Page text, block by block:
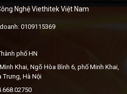
Nghệ Viethitek Việt Nam
0109115369
phố HN
Khai, Ngõ Hòa Bình 6, phố Minh Khai,
Trưng, Hà Nội